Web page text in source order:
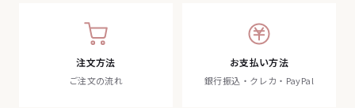
注文方法
ご注文の流れ
お支払い方法
銀行振込・クレカ・PayPal